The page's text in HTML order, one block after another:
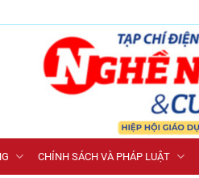
CHÍNH SÁCH VÀ PHÁP LUẬT